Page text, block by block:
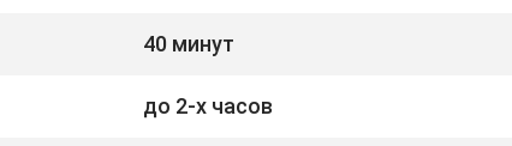
40 минут
до 2-х часов